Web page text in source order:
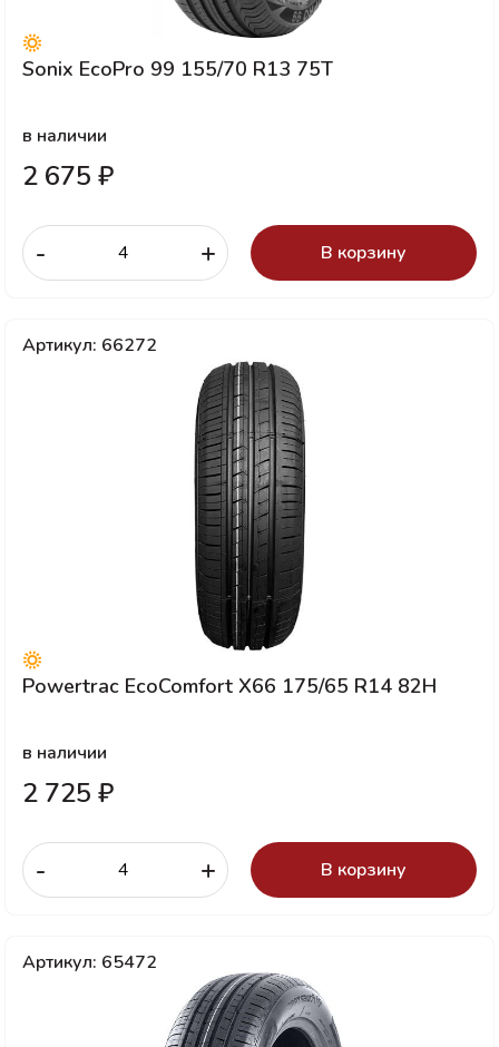
Sonix EcoPro 99 155/70 R13 75T
в наличии
2 675 ₽
- + В корзину
Артикул: 66272
Powertrac EcoComfort X66 175/65 R14 82H
в наличии
2 725 ₽
- + В корзину
Артикул: 65472